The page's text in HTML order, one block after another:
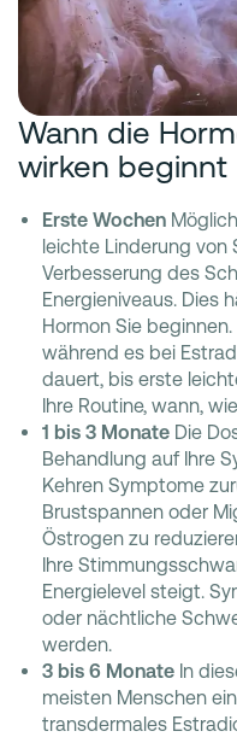
Wann die
wirken beginnt
Erste Wochen
leichte Linderung von
Verbesserung des
Energieniveaus. Dies
Hormon Sie
während es bei
dauert, bis erste
Ihre Routine, wann,
1 bis 3 Monate Die
Behandlung auf Ihre
Kehren Symptome
Brustspannen oder
Östrogen zu
Ihre
Energielevel steigt.
oder nächtliche
werden.
3 bis 6 Monate In
meisten Menschen
transdermales